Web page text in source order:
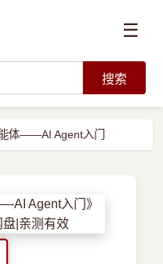
☰
搜索
体——AI Agent入门